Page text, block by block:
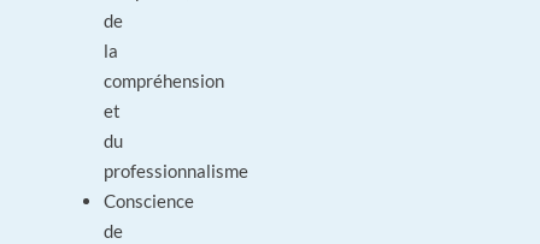
de
la
compréhension
et
du
professionnalisme
Conscience
de